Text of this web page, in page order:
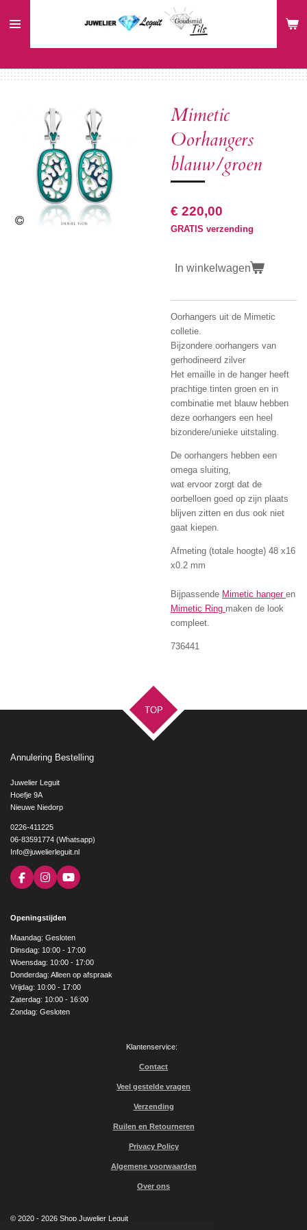
direct
hoofdinhoud
Mimetic
Oorhangers
blauw/groen
€ 220,00
GRATIS verzending
In winkelwagen
Oorhangers uit de Mimetic
colletie.
Bijzondere oorhangers van
gerhodineerd zilver
Het emaille in de hanger heeft
prachtige tinten groen en in
combinatie met blauw hebben
deze oorhangers een heel
bizondere/unieke uitstaling.
De oorhangers hebben een
omega sluiting,
wat ervoor zorgt dat de
oorbelloen goed op zijn plaats
blijven zitten en dus ook niet
gaat kiepen.
Afmeting (totale hoogte) 48 x16
x0.2 mm
Bijpassende Mimetic hanger en
Mimetic Ring maken de look
compleet.
736441
TOP
Annulering Bestelling
Juwelier Leguit
Hoefje 9A
Nieuwe Niedorp
0226-411225
06-83591774 (Whatsapp)
Info@juwelierleguit.nl
F
a
b
o
k
I
n
a
g
r
a
m
Y
o
e
Openingstijden
Maandag: Gesloten
Dinsdag: 10:00 - 17:00
Woensdag: 10:00 - 17:00
Donderdag: Alleen op afspraak
Vrijdag: 10:00 - 17:00
Zaterdag: 10:00 - 16:00
Zondag: Gesloten
Klantenservice:
Contact
Veel gestelde vragen
Verzending
Ruilen en Retourneren
Privacy Policy
Algemene voorwaarden
Over ons
© 2020 - 2026 Shop Juwelier Leguit